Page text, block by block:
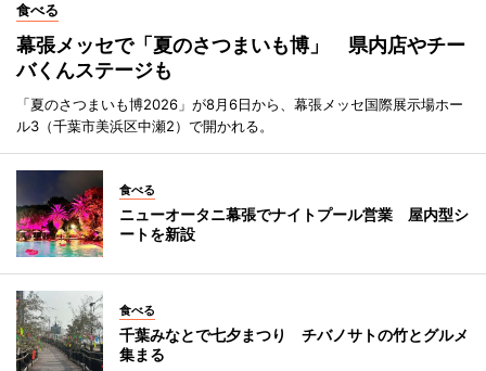
食べる
幕張メッセで「夏のさつまいも博」 県内店やチー
バくんステージも
「夏のさつまいも博2026」が8月6日から、幕張メッセ国際展示場ホー
ル3（千葉市美浜区中瀬2）で開かれる。
食べる
ニューオータニ幕張でナイトプール営業 屋内型シ
ートを新設
食べる
千葉みなとで七夕まつり チバノサトの竹とグルメ
集まる